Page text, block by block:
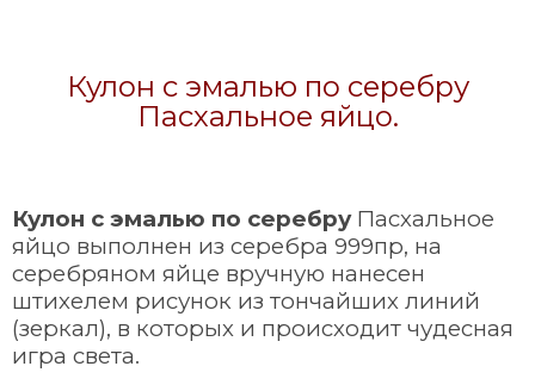
Кулон с эмалью по серебру
Пасхальное яйцо.
Кулон с эмалью по серебруПасхальное
яйцо выполнен из серебра 999пр, на
серебряном яйце вручную нанесен
штихелем рисунок из тончайших линий
(зеркал), в которых и происходит чудесная
игра света.